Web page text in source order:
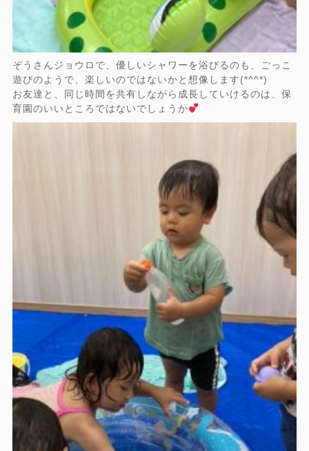
ぞうさんジョウロで、優しいシャワーを浴びるのも、ごっこ
遊びのようで、楽しいのではないかと想像します(*^^*)
お友達と、同じ時間を共有しながら成長していけるのは、保
育園のいいところではないでしょうか